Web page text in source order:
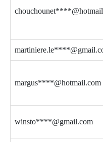
margus****@hotmail.com
winsto****@gmail.com